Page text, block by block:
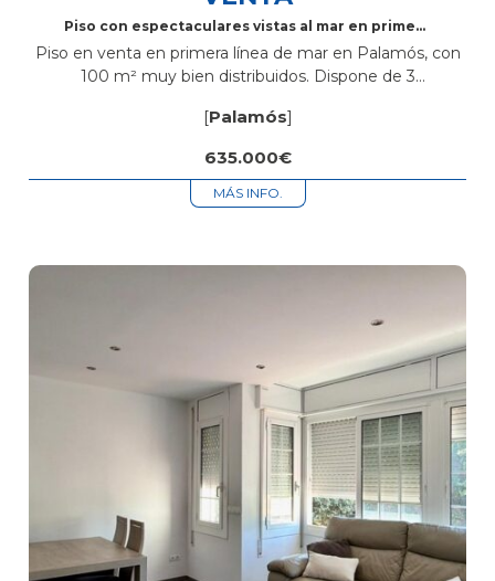
Piso con espectaculares vistas al mar en primera
Piso en venta en primera línea de mar en Palamós, con
100 m² muy bien distribuidos. Dispone de 3
además...
[Palamós]
635.000€
MÁS INFO.